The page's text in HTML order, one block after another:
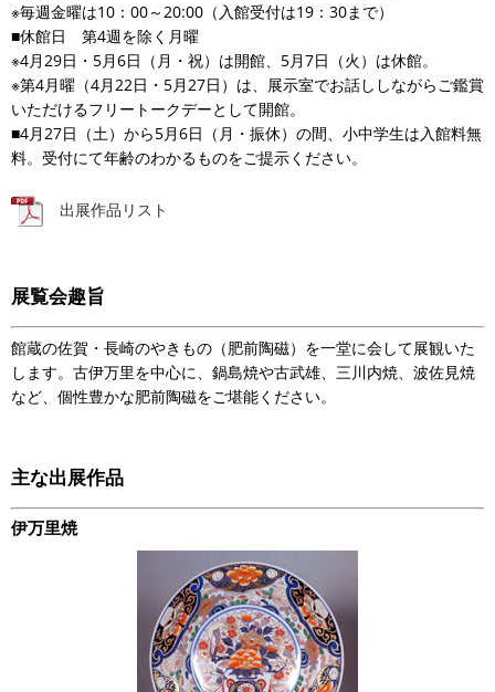
※毎週金曜は10：00～20:00（入館受付は19：30まで）
■休館日 第4週を除く月曜
※4月29日・5月6日（月・祝）は開館、5月7日（火）は休館。
※第4月曜（4月22日・5月27日）は、展示室でお話ししながらご鑑賞
いただけるフリートークデーとして開館。
■4月27日（土）から5月6日（月・振休）の間、小中学生は入館料無
料。受付にて年齢のわかるものをご提示ください。
出展作品リスト
展覧会趣旨
館蔵の佐賀・長崎のやきもの（肥前陶磁）を一堂に会して展観いた
します。古伊万里を中心に、鍋島焼や古武雄、三川内焼、波佐見焼
など、個性豊かな肥前陶磁をご堪能ください。
主な出展作品
伊万里焼